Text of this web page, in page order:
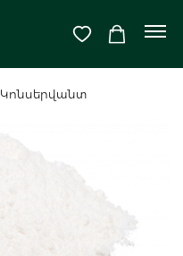
Կոնսերվանտ